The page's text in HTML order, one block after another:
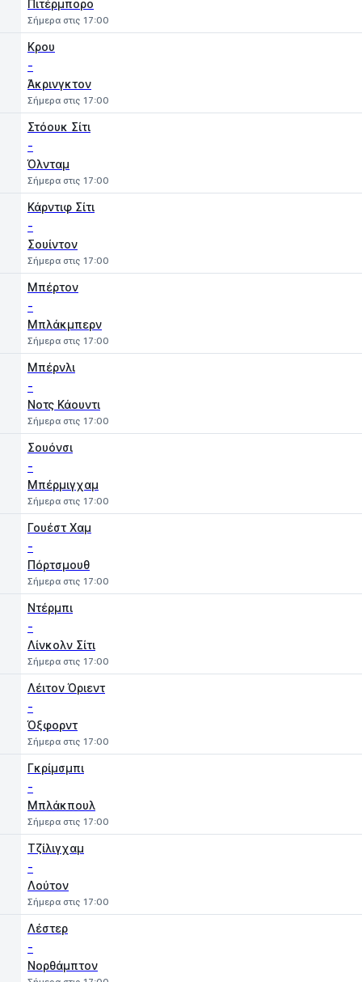
Πιτέρμπορο
Σήμερα στις 17:00
Κρου
-
Άκρινγκτον
Σήμερα στις 17:00
Στόουκ Σίτι
-
Όλνταμ
Σήμερα στις 17:00
Κάρντιφ Σίτι
-
Σουίντον
Σήμερα στις 17:00
Μπέρτον
-
Μπλάκμπερν
Σήμερα στις 17:00
Μπέρνλι
-
Νοτς Κάουντι
Σήμερα στις 17:00
Σουόνσι
-
Μπέρμιγχαμ
Σήμερα στις 17:00
Γουέστ Χαμ
-
Πόρτσμουθ
Σήμερα στις 17:00
Ντέρμπι
-
Λίνκολν Σίτι
Σήμερα στις 17:00
Λέιτον Όριεντ
-
Όξφορντ
Σήμερα στις 17:00
Γκρίμσμπι
-
Μπλάκπουλ
Σήμερα στις 17:00
Τζίλιγχαμ
-
Λούτον
Σήμερα στις 17:00
Λέστερ
-
Νορθάμπτον